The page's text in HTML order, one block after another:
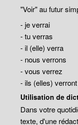
"Voir" au futur
- je verrai
- tu verras
- il (elle) verra
- nous verrons
- vous verrez
- ils (elles) verront
Utilisation de
Dans votre
texte, d'une